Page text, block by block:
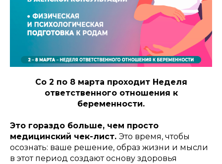
Со 2 по 8 марта проходит Неделя
ответственного отношения к
беременности.
Это гораздо больше, чем просто
медицинский чек-лист. Это время, чтобы
осознать: ваше решение, образ жизни и мысли
в этот период создают основу здоровья